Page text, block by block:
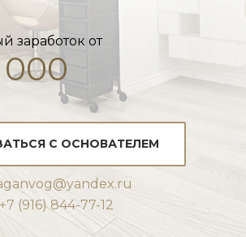
заработок от
С ОСНОВАТЕЛЕМ
+7 (916) 844-77-12